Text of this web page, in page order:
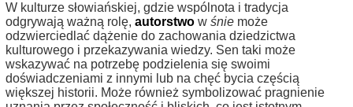
W kulturze słowiańskiej, gdzie wspólnota i tradycja
odgrywają ważną rolę, autorstwo w śnie może
odzwierciedlać dążenie do zachowania dziedzictwa
kulturowego i przekazywania wiedzy. Sen taki może
wskazywać na potrzebę podzielenia się swoimi
doświadczeniami z innymi lub na chęć bycia częścią
większej historii. Może również symbolizować pragnienie